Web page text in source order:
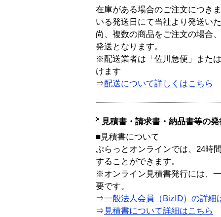
在庫がある場合のご注文につき
いる発送日にて当社より発送い
尚、複数の商品をご注文の場合
発送となります。
※配送業者は「佐川急便」また
けます
⇒配送について詳しくはこちら
見積書・請求書・納品書等の
■見積書について
ぷらっとオンラインでは、24時
することができます。
※オンライン見積書発行には、
要です。
⇒一般法人会員（BizID）の詳細
⇒ 見積書について詳細はこちら